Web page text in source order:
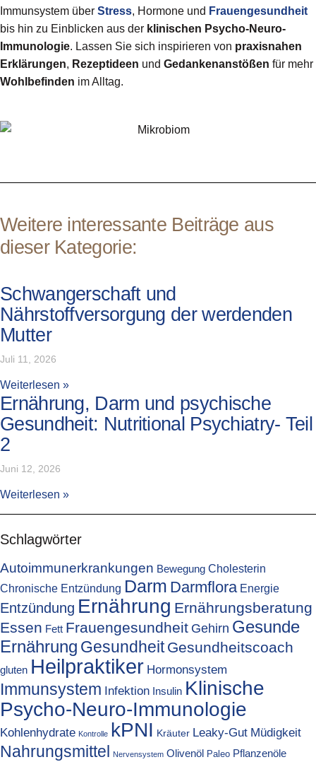
Immunsystem über Stress, Hormone und Frauengesundheit
bis hin zu Einblicken aus der klinischen Psycho-Neuro-
Immunologie. Lassen Sie sich inspirieren von praxisnahen
Erklärungen, Rezeptideen und Gedankenanstößen für mehr
Wohlbefinden im Alltag.
Weitere interessante Beiträge aus
dieser Kategorie:
Schwangerschaft und
Nährstoffversorgung der werdenden
Mutter
Juli 11, 2026
Weiterlesen »
Ernährung, Darm und psychische
Gesundheit: Nutritional Psychiatry- Teil
2
Juni 12, 2026
Weiterlesen »
Schlagwörter
Autoimmunerkrankungen Bewegung Cholesterin
Chronische Entzündung Darm Darmflora Energie
Entzündung Ernährung Ernährungsberatung
Essen Fett Frauengesundheit Gehirn Gesunde
Ernährung Gesundheit Gesundheitscoach
gluten Heilpraktiker Hormonsystem
Immunsystem Infektion Insulin Klinische
Psycho-Neuro-Immunologie
Kohlenhydrate Kontrolle kPNI Kräuter Leaky-Gut Müdigkeit
Nahrungsmittel Nervensystem Olivenöl Paleo Pflanzenöle